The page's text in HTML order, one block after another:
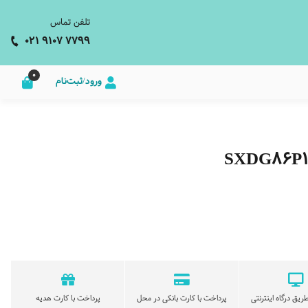
تلفن تماس
021 9107 7799
ورود/ثبت‌نام 0
درگاه اینترنتی
پرداخت با کارت بانکی در محل
پرداخت با کارت هدیه